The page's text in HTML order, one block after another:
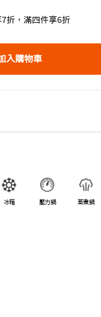
折，滿四件享6折
入購物車
冰箱 壓力鍋 蒸煮鍋